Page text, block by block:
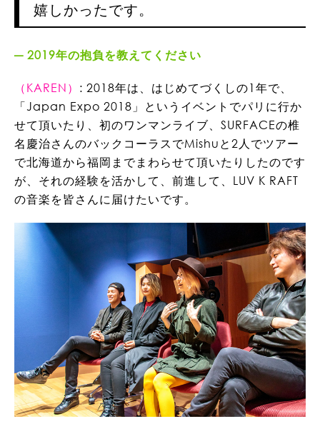
嬉しかったです。
2019年の抱負を教えてください
（KAREN） : 2018年は、はじめてづくしの1年で、
「Japan Expo 2018」というイベントでパリに行か
せて頂いたり、初のワンマンライブ、SURFACEの椎
名慶治さんのバックコーラスでMishuと2人でツアー
で北海道から福岡までまわらせて頂いたりしたのです
が、それの経験を活かして、前進して、LUV K RAFT
の音楽を皆さんに届けたいです。